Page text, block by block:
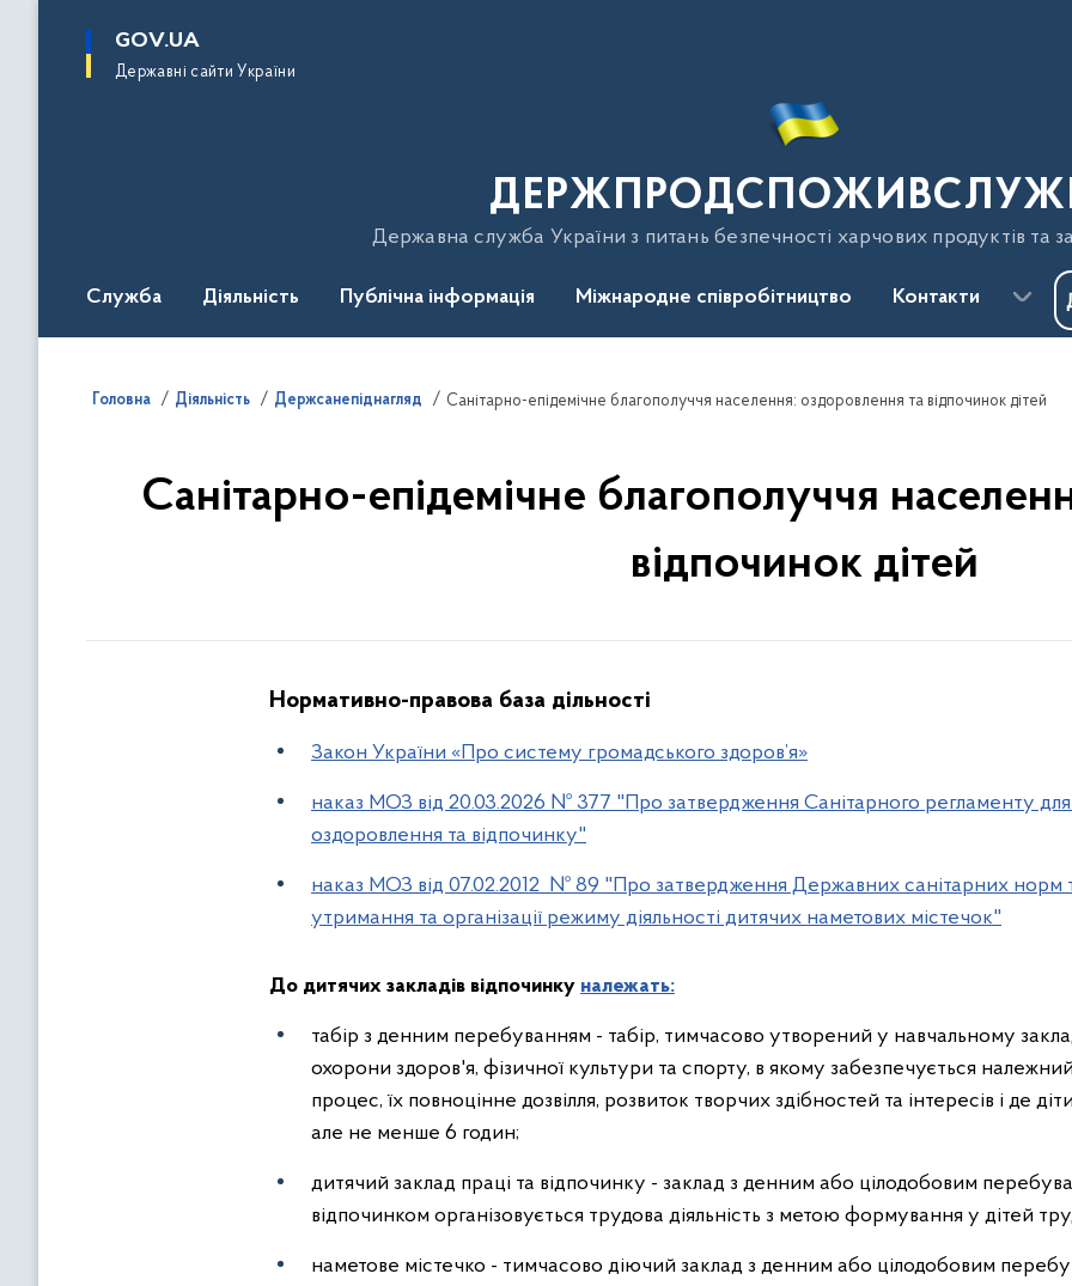
основного
GOV.UA
Державні сайти України
Державна служба України з питань безпечності харчових продуктів та
Служба Діяльність Публічна інформація Міжнародне співробітництво Контакти
Головна Діяльність Держсанепіднагляд Санітарно-епідемічне благополуччя населення: оздоровлення та відпочинок дітей
Санітарно-епідемічне благополуччя
відпочинок дітей
Нормативно-правова база дільності
Закон України «Про систему громадського здоров’я»
наказ МОЗ від 20.03.2026 № 377 "Про затвердження Санітарного регламенту для
оздоровлення та відпочинку"
наказ МОЗ від 07.02.2012 № 89 "Про затвердження Державних санітарних норм
утримання та організації режиму діяльності дитячих наметових містечок"
До дитячих закладів відпочинку належать:
табір з денним перебуванням - табір, тимчасово утворений у навчальному
охорони здоров'я, фізичної культури та спорту, в якому забезпечується
процес, їх повноцінне дозвілля, розвиток творчих здібностей та інтересів і де
але не менше 6 годин;
дитячий заклад праці та відпочинку - заклад з денним або цілодобовим
відпочинком організовується трудова діяльність з метою формування у дітей
наметове містечко - тимчасово діючий заклад з денним або цілодобовим